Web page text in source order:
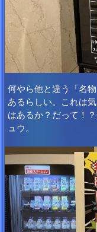
何やら他と違う「名
あるらしい。これは
はあるか？だって！
ュウ。